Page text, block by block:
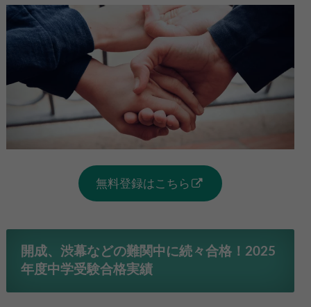
無料登録はこちら
開成、渋幕などの難関中に続々合格！2025
年度中学受験合格実績